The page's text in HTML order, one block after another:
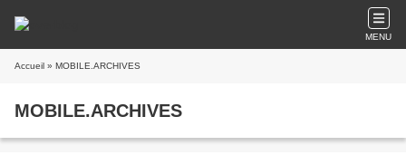
MENU
Accueil » MOBILE.ARCHIVES
MOBILE.ARCHIVES